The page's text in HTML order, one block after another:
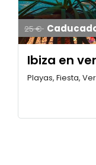
25 €
Ibiza en
Playas, Fiesta,